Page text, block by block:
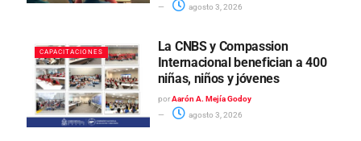
agosto 3, 2026
CAPACITACIONES
La CNBS y Compassion
Internacional benefician a 400
niñas, niños y jóvenes
por Aarón A. Mejía Godoy
agosto 3, 2026